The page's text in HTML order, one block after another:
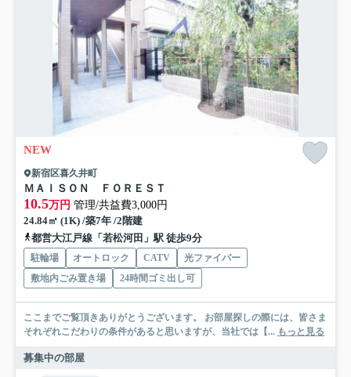
NEW
新宿区喜久井町
ＭＡＩＳＯＮ ＦＯＲＥＳＴ
10.5万円 管理/共益費3,000円
24.84㎡ (1K) /築7年 /2階建
都営大江戸線「若松河田」駅 徒歩9分
駐輪場 オートロック CATV
光ファイバー
敷地内ごみ置き場
24時間ゴミ出し可
ここまでご覧頂きありがとうございます。 お部屋探しの際には、皆さま
それぞれこだわりの条件があると思いますが、当社では【... もっと見る
募集中の部屋